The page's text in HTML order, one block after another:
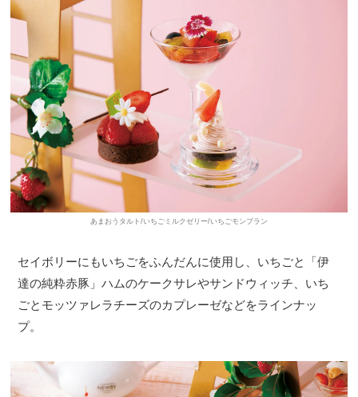
あまおうタルト/いちごミルクゼリー/いちごモンブラン
セイボリーにもいちごをふんだんに使用し、いちごと「伊
達の純粋赤豚」ハムのケークサレやサンドウィッチ、いち
ごとモッツァレラチーズのカプレーゼなどをラインナッ
プ。